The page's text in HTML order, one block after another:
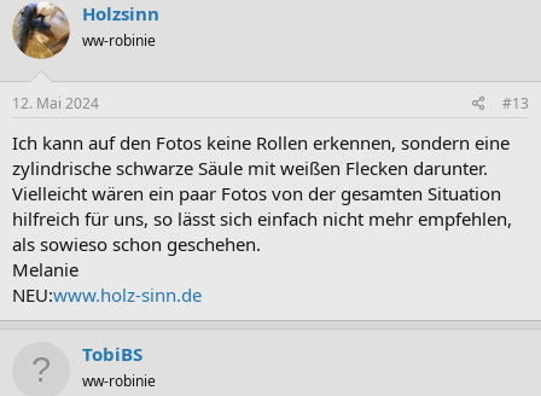
Holzsinn
ww-robinie
12. Mai 2024 #13
Ich kann auf den Fotos keine Rollen erkennen, sondern eine
zylindrische schwarze Säule mit weißen Flecken darunter.
Vielleicht wären ein paar Fotos von der gesamten Situation
hilfreich für uns, so lässt sich einfach nicht mehr empfehlen,
als sowieso schon geschehen.
Melanie
NEU:www.holz-sinn.de
TobiBS
ww-robinie